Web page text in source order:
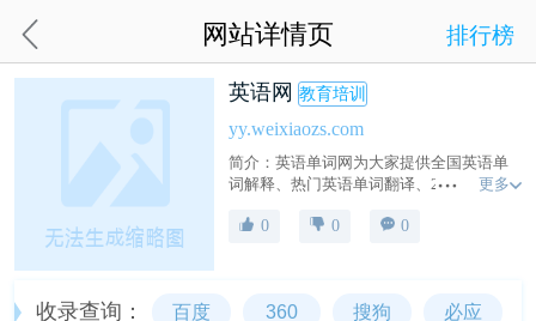
网站详情页 排行榜
英语网 教育培训
yy.weixiaozs.com
简介：英语单词网为大家提供全国英语单
词解释、热门英语单词翻译、2025英语字
汇、考试词汇，可通过首字母查询英语单
更多
0 0 0
收录查询： 百度 360 搜狗 必应